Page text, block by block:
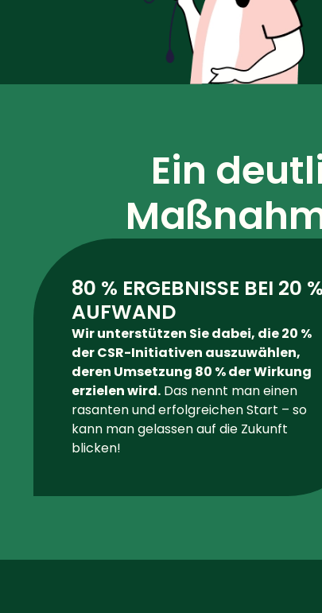
Ein
80 % ERGEBNISSE BEI 20 %
AUFWAND
Wir unterstützen Sie dabei, die 20 %
der CSR-Initiativen auszuwählen,
deren Umsetzung 80 % der Wirkung
erzielen wird. Das nennt man einen
rasanten und erfolgreichen Start – so
kann man gelassen auf die Zukunft
blicken!